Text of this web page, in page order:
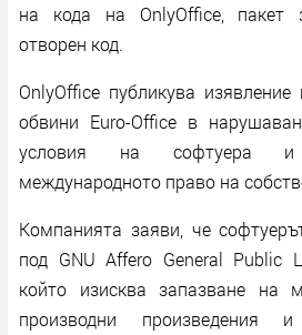
на кода на OnlyOffice, пакет
отворен код.
OnlyOffice публикува
обвини Euro-Office в
условия на софтуера
международното право на
Компанията заяви, че
под GNU Affero General Public
който изисква запазване на
производни произведения